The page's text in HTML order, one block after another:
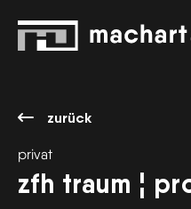
zurück
privat
zfh traum ¦